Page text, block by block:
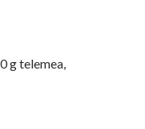
g telemea,